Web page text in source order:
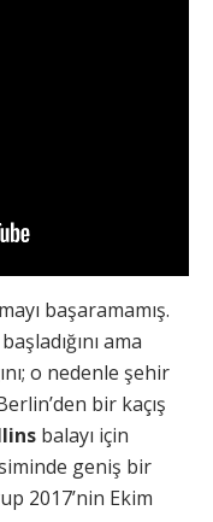
başaramamış.
ama
o nedenle şehir
bir kaçış
balayı için
geniş bir
2017’nin Ekim